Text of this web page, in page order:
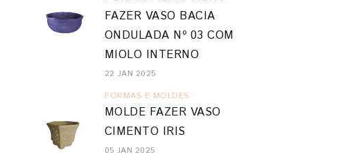
DECORAR COM POUCO
DINHEIRO
DE OLHO NA
PRESERVAÇÃO
FAZER VASO BACIA
ONDULADA Nº 03 COM
MIOLO INTERNO
22 JAN 2025
FORMAS E MOLDES
MOLDE FAZER VASO
CIMENTO IRIS
05 JAN 2025